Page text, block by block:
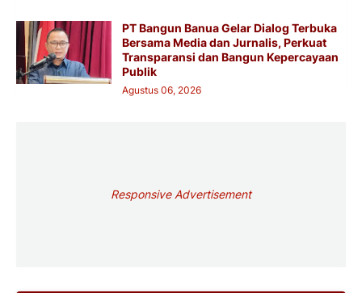
PT Bangun Banua Gelar Dialog Terbuka
Bersama Media dan Jurnalis, Perkuat
Transparansi dan Bangun Kepercayaan
Publik
Agustus 06, 2026
Responsive Advertisement